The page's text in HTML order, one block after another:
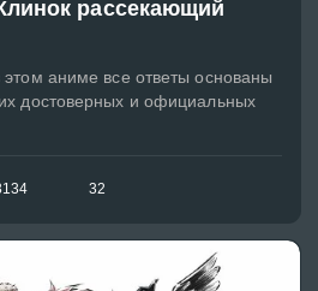
рассекающий
аниме все ответы основаны
достоверных и официальных
32